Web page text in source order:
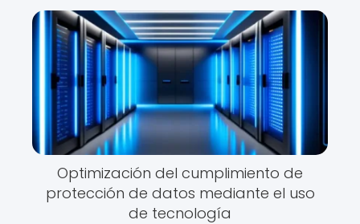
Optimización del cumplimiento de
protección de datos mediante el uso
de tecnología